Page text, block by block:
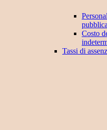
Costo
Tassi di